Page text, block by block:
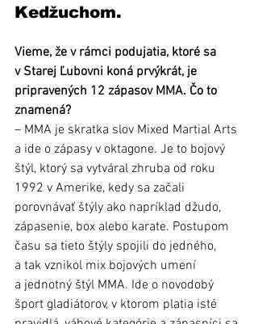
Kedžuchom.
Vieme, že v rámci podujatia, ktoré sa
v Starej Ľubovni koná prvýkrát, je
pripravených 12 zápasov MMA. Čo to
znamená?
– MMA je skratka slov Mixed Martial Arts
a ide o zápasy v oktagone. Je to bojový
štýl, ktorý sa vytváral zhruba od roku
1992 v Amerike, kedy sa začali
porovnávať štýly ako napríklad džudo,
zápasenie, box alebo karate. Postupom
času sa tieto štýly spojili do jedného,
a tak vznikol mix bojových umení
a jednotný štýl MMA. Ide o novodobý
šport gladiátorov, v ktorom platia isté